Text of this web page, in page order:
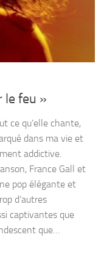
le feu »
ce qu’elle chante,
dans ma vie et
addictive.
France Gall et
pop élégante et
d’autres
captivantes que
que…